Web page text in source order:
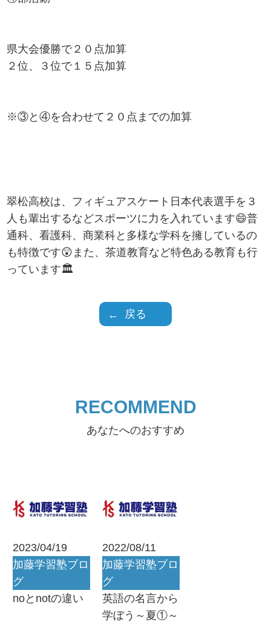
県大会優勝で２０点加算
２位、３位で１５点加算
※③と④を合わせて２０点までの加算
翠松高校は、フィギュアスケート日本代表選手を３
人も輩出するなどスポーツに力を入れています😄普
通科、看護科、商業科と多様な学科を擁しているの
も特徴です😲また、茶道教育など特色ある教育も行
っています🏛
戻る
RECOMMEND
あなたへのおすすめ
2023/04/19
加藤学習塾ブロ
グ
noとnotの違い
2022/08/11
加藤学習塾ブロ
グ
英語の名言から
学ぼう～夏①～